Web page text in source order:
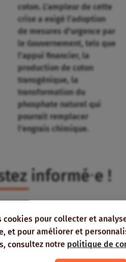
cookies pour collecter et
et pour améliorer et
consultez notre politique de
coton. L’ampleur de cette
crise a exigé l’adoption
de mesures d’urgence par
le Gouvernement, tels que
l’appui financier, la
production de coton
transgénique, la
transformation du
phosphate naturel qui
pourrait remplacer
l’engrais chimique.
informé⸱e !
recevoir directement dans